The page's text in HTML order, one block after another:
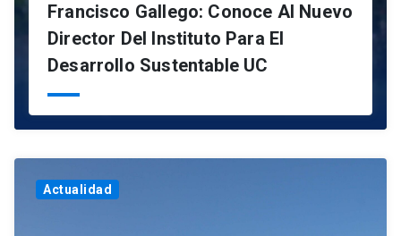
Francisco Gallego: Conoce Al Nuevo
Director Del Instituto Para El
Desarrollo Sustentable UC
Actualidad